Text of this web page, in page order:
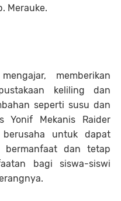
Merauke.
memberikan
keliling dan
seperti susu dan
Yonif Mekanis Raider
berusaha untuk dapat
bermanfaat dan tetap
bagi siswa-siswi